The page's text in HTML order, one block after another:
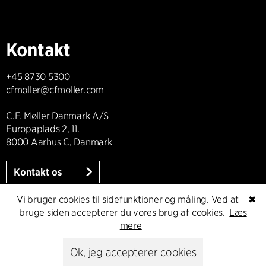
Kontakt
+45 8730 5300
cfmoller@cfmoller.com
C.F. Møller Danmark A/S
Europaplads 2, 11.
8000 Aarhus C, Danmark
Kontakt os
Head of Communications
✖
Vi bruger cookies til sidefunktioner og måling. Ved at
bruge siden accepterer du vores brug af cookies. Læs
mere
Ok, jeg accepterer cookies